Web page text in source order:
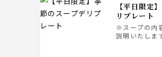
【平日限定】季節のスープデ
リプレート
※スープの内
説明いたしま